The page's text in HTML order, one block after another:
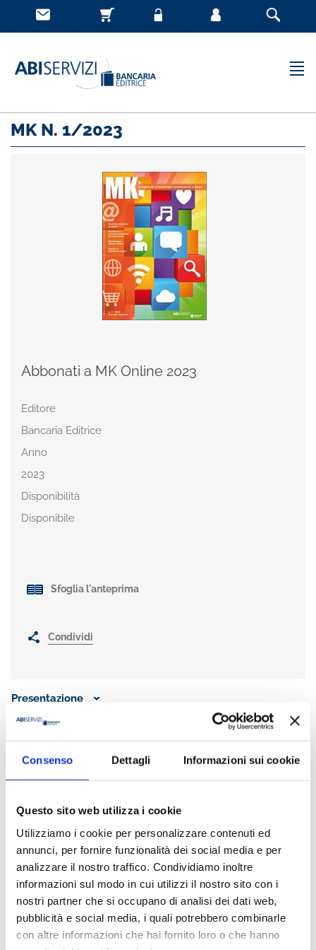
Consenso Dettagli Informazioni sui cookie
Questo sito web utilizza i cookie
Utilizziamo i cookie per personalizzare contenuti ed
annunci, per fornire funzionalità dei social media e per
analizzare il nostro traffico. Condividiamo inoltre
informazioni sul modo in cui utilizzi il nostro sito con i
nostri partner che si occupano di analisi dei dati web,
pubblicità e social media, i quali potrebbero combinarle
con altre informazioni che hai fornito loro o che hanno
MK N. 1/2023
Abbonati a MK Online 2023
Editore
Bancaria Editrice
Anno
2023
Disponibilità
Disponibile
Sfoglia l'anteprima
Condividi
Presentazione
approfondendo le tematiche legate al marketing e alla
comunicazione. Grazie al contributo di autorevoli esperti del
propone letestimonianze delle banche e dei principali attori
del settore
ospita in esclusiva i risultati di importanti
analizza le strategie di innovazione delle banche italiane ed
estere
pubblica i contenuti più significativi dell’evento #ILCLIENTE,
l’appuntamento annuale promosso da ABI e dedicato alla
relazione tra industria finanziaria e clientela retail.